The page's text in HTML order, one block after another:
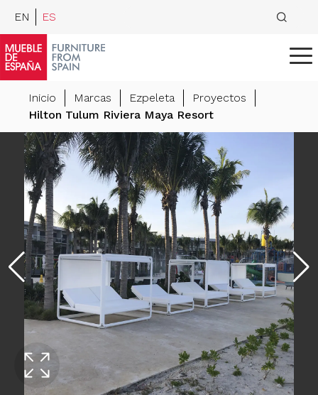
EN ES
Inicio Marcas Ezpeleta
Proyectos
Hilton Tulum Riviera Maya Resort